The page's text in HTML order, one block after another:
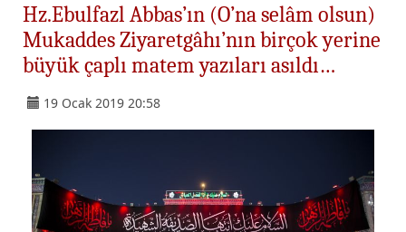
Hz.Ebulfazl Abbas’ın (O’na selâm olsun)
Mukaddes Ziyaretgâhı’nın birçok yerine
büyük çaplı matem yazıları asıldı…
19 Ocak 2019 20:58